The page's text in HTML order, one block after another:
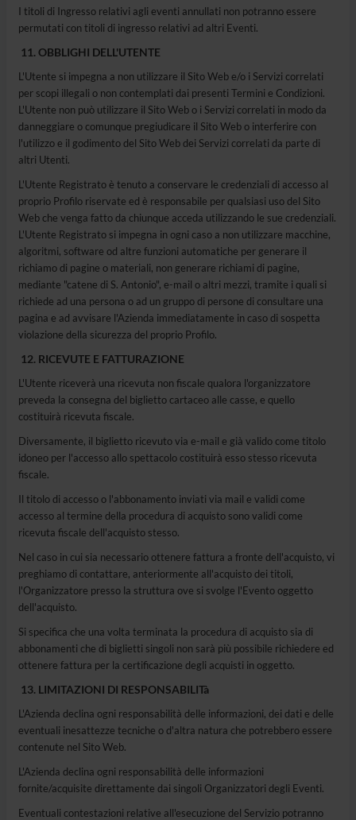
I titoli di Ingresso relativi agli eventi annullati non potranno essere
permutati con titoli di ingresso relativi ad altri Eventi.
OBBLIGHI DELL'UTENTE
L'Utente si impegna a non utilizzare il Sito Web e/o i Servizi correlati
per scopi illegali o non contemplati dai presenti Termini e Condizioni.
L'Utente non può utilizzare il Sito Web o i Servizi correlati in modo da
danneggiare o comunque pregiudicare il Sito Web o interferire con
l'utilizzo e il godimento del Sito Web dei Servizi correlati da parte di
altri Utenti.
L'Utente Registrato è tenuto a conservare le credenziali di accesso al
proprio Profilo riservate ed è responsabile per qualsiasi uso del Sito
Web che venga fatto da chiunque acceda utilizzando le sue credenziali.
L'Utente Registrato si impegna in ogni caso a non utilizzare macchine,
algoritmi, software od altre funzioni automatiche per generare il
richiamo di pagine o materiali, non generare richiami di pagine,
mediante "catene di S. Antonio", e-mail o altri mezzi, tramite i quali si
richiede ad una persona o ad un gruppo di persone di consultare una
pagina e ad avvisare l'Azienda immediatamente in caso di sospetta
violazione della sicurezza del proprio Profilo.
RICEVUTE E FATTURAZIONE
L'Utente riceverà una ricevuta non fiscale qualora l'organizzatore
preveda la consegna del biglietto cartaceo alle casse, e quello
costituirà ricevuta fiscale.
Diversamente, il biglietto ricevuto via e-mail e già valido come titolo
idoneo per l'accesso allo spettacolo costituirà esso stesso ricevuta
fiscale.
Il titolo di accesso o l'abbonamento inviati via mail e validi come
accesso al termine della procedura di acquisto sono validi come
ricevuta fiscale dell'acquisto stesso.
Nel caso in cui sia necessario ottenere fattura a fronte dell'acquisto, vi
preghiamo di contattare, anteriormente all'acquisto dei titoli,
l'Organizzatore presso la struttura ove si svolge l'Evento oggetto
dell'acquisto.
Si specifica che una volta terminata la procedura di acquisto sia di
abbonamenti che di biglietti singoli non sarà più possibile richiedere ed
ottenere fattura per la certificazione degli acquisti in oggetto.
LIMITAZIONI DI RESPONSABILITà
L'Azienda declina ogni responsabilità delle informazioni, dei dati e delle
eventuali inesattezze tecniche o d'altra natura che potrebbero essere
contenute nel Sito Web.
L'Azienda declina ogni responsabilità delle informazioni
fornite/acquisite direttamente dai singoli Organizzatori degli Eventi.
Eventuali contestazioni relative all'esecuzione del Servizio potranno